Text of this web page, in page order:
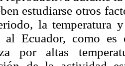
estudiarse otros
la temperatura
al Ecuador, como
por altas